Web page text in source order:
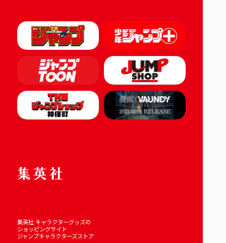
集英社 キャラクターグッズの
ショッピングサイト
ジャンプキャラクターズストア